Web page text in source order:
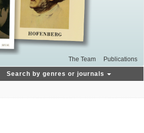
The Team Publications
Search by genres or journals